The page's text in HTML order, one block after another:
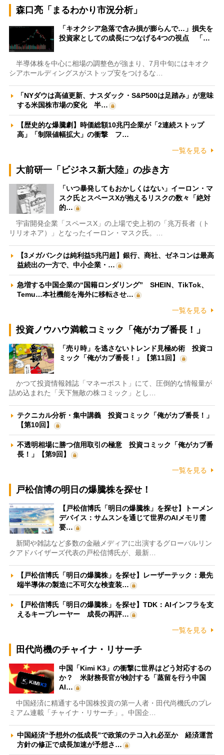
森口亮「まるわかり市況分析」
「キオクシア急落で含み損が膨らんで…」損失を
投資家としての成長につなげる4つの視点 「…
半導体株を中心に相場の調整色が強まり、7月中旬にはキオク
シアホールディングスがストップ安をつけるな…
「NYダウは高値更新、ナスダック・S&P500は足踏み」が意味
する米国株市場の変化 半…
【歴史的な爆騰劇】時価総額10兆円企業が「2連続ストップ
高」「制限値幅拡大」の衝撃 フ…
一覧を見る
大前研一「ビジネス新大陸」の歩き方
「いつ暴発してもおかしくはない」イーロン・マ
スク氏とスペースXが抱えるリスクの数々「絶対
的…
宇宙開発企業「スペースX」の上場で史上初の「兆万長者（ト
リリオネア）」となったイーロン・マスク氏。…
【3メガバンクは純利益5兆円超】銀行、商社、ゼネコンは最高
益続出の一方で、中小企業・…
急増する中国企業の“国籍ロンダリング” SHEIN、TikTok、
Temu…本社機能を海外に移転させ…
一覧を見る
投資ノウハウ満載コミック「俺がカブ番長！」
「売り時」を逃さないトレンド見極め術 投資コ
ミック「俺がカブ番長！」【第11回】
かつて投資情報雑誌「マネーポスト」にて、圧倒的な情報量が
詰め込まれた「天下無敵の株コミック」とし…
テクニカル分析・集中講義 投資コミック「俺がカブ番長！」
【第10回】
不透明相場に勝つ信用取引の極意 投資コミック「俺がカブ番
長！」【第9回】
一覧を見る
戸松信博の明日の爆騰株を探せ！
【戸松信博氏「明日の爆騰株」を探せ】トーメン
デバイス：サムスンを通じて世界のAIメモリ需
要…
新聞や雑誌など多数の金融メディアに出演するグローバルリン
クアドバイザーズ代表の戸松信博氏が、最新…
【戸松信博氏「明日の爆騰株」を探せ】レーザーテック：最先
端半導体の製造に不可欠な検査装…
【戸松信博氏「明日の爆騰株」を探せ】TDK：AIインフラを支
えるキープレーヤー 成長の再評…
一覧を見る
田代尚機のチャイナ・リサーチ
中国「Kimi K3」の衝撃に世界はどう対応するの
か？ 米財務長官が検討する「蒸留を行う中国
AI…
中国経済に精通する中国株投資の第一人者・田代尚機氏のプレ
ミアム連載「チャイナ・リサーチ」。中国企…
中国経済“予想外の低成長”で政策のテコ入れ必至か 経済運営
方針の修正で成長加速が予想さ…